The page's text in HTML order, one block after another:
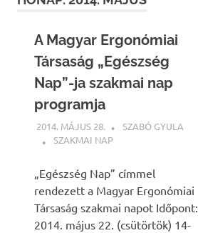
A Magyar Ergonómiai
Társaság „Egészség
Nap”-ja szakmai nap
programja
2014. MÁJUS 28.
SZABÓ GYULA
SZAKMAI NAP
„Egészség Nap” címmel
rendezett a Magyar Ergonómiai
Társaság szakmai napot Időpont:
2014. május 22. (csütörtök) 14-